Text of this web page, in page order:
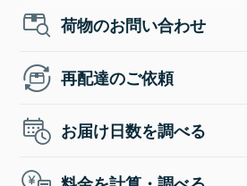
荷物のお問い合わせ
再配達のご依頼
お届け日数を調べる